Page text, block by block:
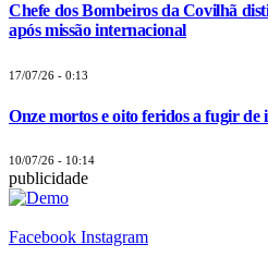
Chefe dos Bombeiros da Covilhã
após missão internacional
17/07/26 - 0:13
Onze mortos e oito feridos a fugir de
10/07/26 - 10:14
publicidade
Facebook Instagram